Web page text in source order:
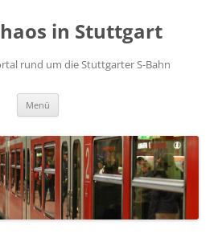
in Stuttgart
rund um die Stuttgarter S-Bahn
Menü